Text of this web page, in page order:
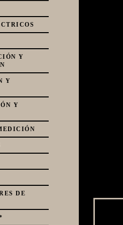
Y
Y
Y
DE